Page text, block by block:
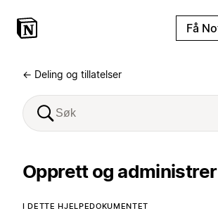
Få
← Deling og tillatelser
Opprett og
I DETTE HJELPEDOKUMENTET